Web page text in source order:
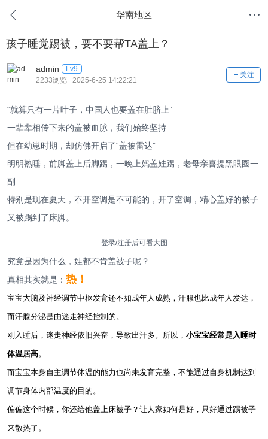
华南地区
孩子睡觉踢被，要不要帮TA盖上？
admin
Lv9
2233浏览 2025-6-25 14:22:21
关注
“就算只有一片叶子，中国人也要盖在肚脐上”
一辈辈相传下来的盖被血脉，我们始终坚持
但在幼崽时期，却仿佛开启了“盖被雷达”
明明熟睡，前脚盖上后脚踢，一晚上妈盖娃踢，老母亲喜提黑眼圈一
副……
特别是现在夏天，不开空调是不可能的，开了空调，精心盖好的被子
又被踢到了床脚。
登录/注册后可看大图
究竟是因为什么，娃都不肯盖被子呢？
真相其实就是： 热！
宝宝大脑及神经调节中枢发育还不如成年人成熟，汗腺也比成年人发达，
而汗腺分泌是由迷走神经控制的。
刚入睡后，迷走神经依旧兴奋，导致出汗多。所以， 小宝宝经常是入睡时
体温居高。
而宝宝本身自主调节体温的能力也尚未发育完整，不能通过自身机制达到
调节身体内部温度的目的。
偏偏这个时候，你还给他盖上床被子？让人家如何是好，只好通过踢被子
来散热了。